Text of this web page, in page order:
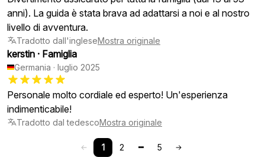
anni). La guida è stata brava ad adattarsi a noi e al nostro
livello di avventura.
Tradotto dall'ingleseMostra originale
kerstin · Famiglia
Germania · luglio 2025
Personale molto cordiale ed esperto! Un'esperienza
indimenticabile!
Tradotto dal tedescoMostra originale
1 2
5